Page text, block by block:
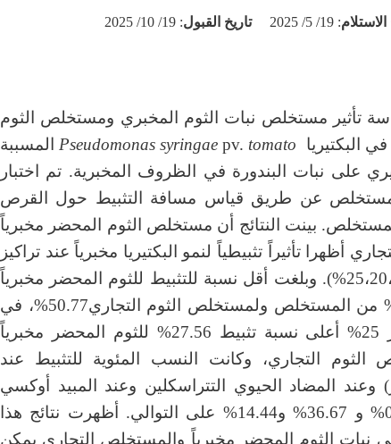
الاستلام: 19/ 5/ 2025 تاريخ القبول: 19/ 10/ 2025
تأثير مستخلص نبات الثوم المخبري ومستخلص الثوم
Pseudomonas syringae pv. tomato
المسببة
على نبات البندورة في الظروف المخبرية. تم اختبار
للمستخلص عن طريق قياس مسافة التثبيط حول القرص
بينت النتائج أن مستخلص الثوم المحضر مخبرياً
أظهرا تأثيراً تثبيطياً لنمو البكتيريا مخبرياً عند تراكيز
مختلفة (25،20،15،10،5،1%). وبلغت أقل نسبة للتثبيط للثوم المحضر مخبرياً
10% عند التركيز1% من المستخلص ولمستخلص الثوم التجاري50.77%، في
حين أعطى التركيز 25% أعلى نسبة تثبيط 27.56% للثوم المحضر مخبرياً
الثوم التجاري، وكانت النسب المئوية للتثبيط عند
وعند المضاد الحيوي التتراسكلين وعند المبيد أوكسي
كلور النحاس هي 0% و 36.67% و14.44% على التوالي. أظهرت نتائج هذا
نبات الثوم المحضر مخبرياً والمستخلص التجاري يمكن